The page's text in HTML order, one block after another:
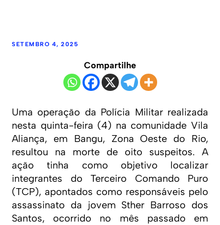
SETEMBRO 4, 2025
Compartilhe
Uma operação da Polícia Militar realizada
nesta quinta-feira (4) na comunidade Vila
Aliança, em Bangu, Zona Oeste do Rio,
resultou na morte de oito suspeitos. A
ação tinha como objetivo localizar
integrantes do Terceiro Comando Puro
(TCP), apontados como responsáveis pelo
assassinato da jovem Sther Barroso dos
Santos, ocorrido no mês passado em